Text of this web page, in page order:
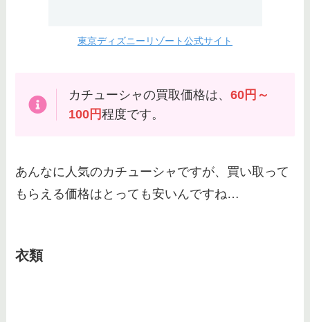
東京ディズニーリゾート公式サイト
カチューシャの買取価格は、 60円～
100円程度です。
あんなに人気のカチューシャですが、買い取って
もらえる価格はとっても安いんですね…
衣類